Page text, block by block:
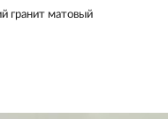
гранит матовый